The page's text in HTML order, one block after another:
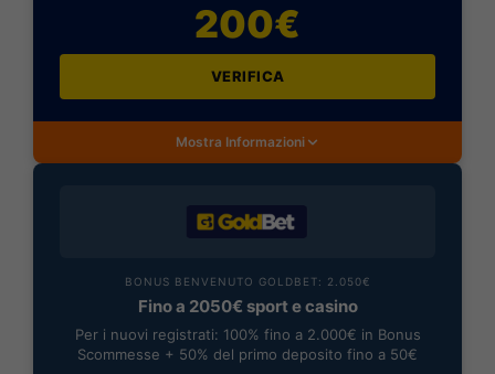
200€
VERIFICA
Mostra Informazioni
BONUS BENVENUTO GOLDBET: 2.050€
Fino a 2050€ sport e casino
Per i nuovi registrati: 100% fino a 2.000€ in Bonus
Scommesse + 50% del primo deposito fino a 50€